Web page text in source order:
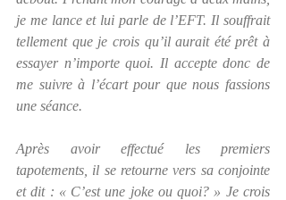
je me lance et lui parle de l’EFT. Il souffrait
tellement que je crois qu’il aurait été prêt à
essayer n’importe quoi. Il accepte donc de
me suivre à l’écart pour que nous fassions
une séance.
Après avoir effectué les premiers
tapotements, il se retourne vers sa conjointe
et dit : « C’est une joke ou quoi? » Je crois